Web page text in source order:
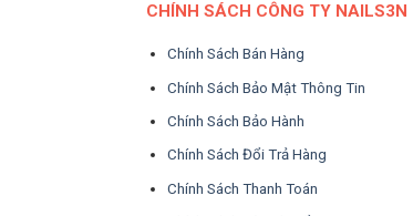
CHÍNH SÁCH CÔNG TY NAILS3N
Chính Sách Bán Hàng
Chính Sách Bảo Mật Thông Tin
Chính Sách Bảo Hành
Chính Sách Đổi Trả Hàng
Chính Sách Thanh Toán